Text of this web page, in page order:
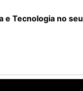
e Tecnologia no seu